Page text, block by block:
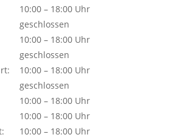
10:00 – 18:00 Uhr
geschlossen
10:00 – 18:00 Uhr
geschlossen
10:00 – 18:00 Uhr
geschlossen
10:00 – 18:00 Uhr
10:00 – 18:00 Uhr
10:00 – 18:00 Uhr